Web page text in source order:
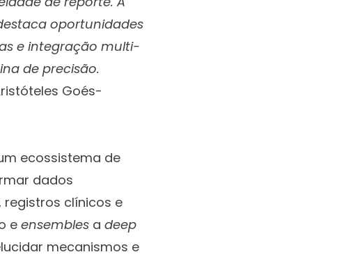
oportunidades
e integração multi-
de precisão.
Goés-
ecossistema de
dados
clínicos e
e ensembles a deep
mecanismos e